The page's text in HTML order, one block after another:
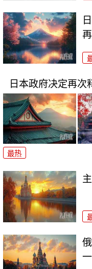
日本政府决定再次
最热